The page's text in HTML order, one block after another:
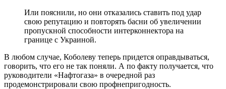
Или пояснили, но они отказались ставить под удар
свою репутацию и повторять басни об увеличении
пропускной способности интерконнектора на
границе с Украиной.
В любом случае, Коболеву теперь придется оправдываться,
говорить, что его не так поняли. А по факту получается, что
руководители «Нафтогаза» в очередной раз
продемонстрировали свою профнепригодность.